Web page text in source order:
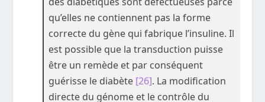
qu’elles ne contiennent pas la forme
correcte du gène qui fabrique l’insuline. Il
est possible que la transduction puisse
être un remède et par conséquent
guérisse le diabète [26]. La modification
directe du génome et le contrôle du